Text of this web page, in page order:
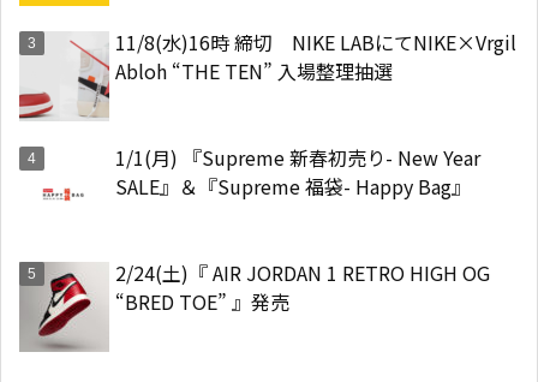
11/8(水)16時 締切 NIKE LABにてNIKE×Vrgil
Abloh “THE TEN” 入場整理抽選
1/1(月) 『Supreme 新春初売り- New Year
SALE』＆『Supreme 福袋- Happy Bag』
2/24(土)『 AIR JORDAN 1 RETRO HIGH OG
“BRED TOE” 』発売